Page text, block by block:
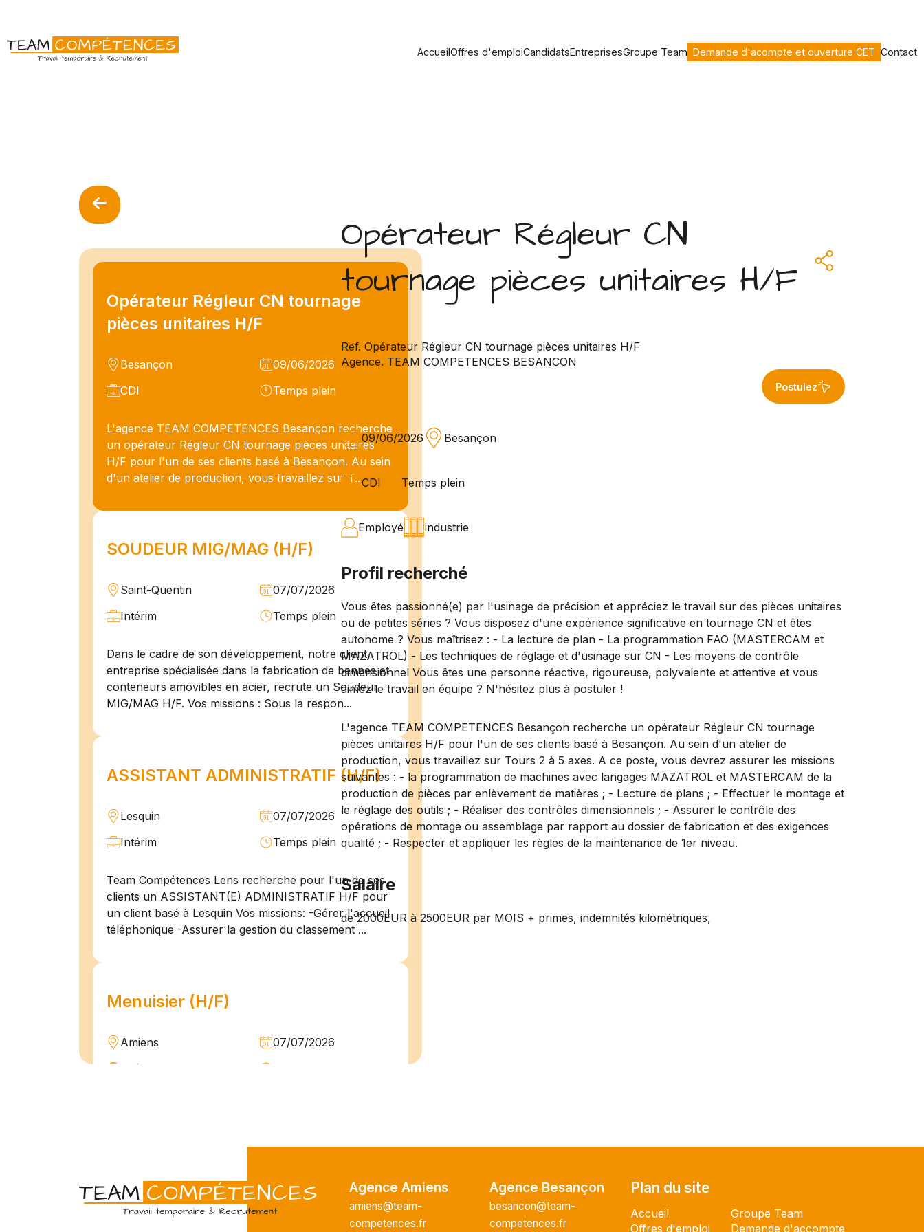
AccueilOffres d'emploiCandidatsEntreprisesGroupe Team Demande d'acompte et ouverture CET Contact
Opérateur Régleur CN tournage
pièces unitaires H/F
Besançon
09/06/2026
CDI
Temps plein
L'agence TEAM COMPETENCES Besançon recherche
un opérateur Régleur CN tournage pièces unitaires
H/F pour l'un de ses clients basé à Besançon. Au sein
d'un atelier de production, vous travaillez sur T...
SOUDEUR MIG/MAG (H/F)
Saint-Quentin
07/07/2026
Intérim
Temps plein
Dans le cadre de son développement, notre client,
entreprise spécialisée dans la fabrication de bennes et
conteneurs amovibles en acier, recrute un Soudeur
MIG/MAG H/F. Vos missions : Sous la respon...
ASSISTANT ADMINISTRATIF (H/F)
Lesquin
07/07/2026
Intérim
Temps plein
Team Compétences Lens recherche pour l'un de ses
clients un ASSISTANT(E) ADMINISTRATIF H/F pour
un client basé à Lesquin Vos missions: -Gérer l'accueil
téléphonique -Assurer la gestion du classement ...
Menuisier (H/F)
Amiens
07/07/2026
Intérim
Technicien de maintenance H/F
Opérateur Régleur CN
tournage pièces unitaires H/F
Ref. Opérateur Régleur CN tournage pièces unitaires H/F
Agence. TEAM COMPETENCES BESANCON
Postulez
09/06/2026 Besançon
CDI Temps plein
Employé industrie
Profil recherché
Vous êtes passionné(e) par l'usinage de précision et appréciez le travail sur des pièces unitaires
ou de petites séries ? Vous disposez d'une expérience significative en tournage CN et êtes
autonome ? Vous maîtrisez : - La lecture de plan - La programmation FAO (MASTERCAM et
MAZATROL) - Les techniques de réglage et d'usinage sur CN - Les moyens de contrôle
dimensionnel Vous êtes une personne réactive, rigoureuse, polyvalente et attentive et vous
aimez le travail en équipe ? N'hésitez plus à postuler !
L'agence TEAM COMPETENCES Besançon recherche un opérateur Régleur CN tournage
pièces unitaires H/F pour l'un de ses clients basé à Besançon. Au sein d'un atelier de
production, vous travaillez sur Tours 2 à 5 axes. A ce poste, vous devrez assurer les missions
suivantes : - la programmation de machines avec langages MAZATROL et MASTERCAM de la
production de pièces par enlèvement de matières ; - Lecture de plans ; - Effectuer le montage et
le réglage des outils ; - Réaliser des contrôles dimensionnels ; - Assurer le contrôle des
opérations de montage ou assemblage par rapport au dossier de fabrication et des exigences
qualité ; - Respecter et appliquer les règles de la maintenance de 1er niveau.
Salaire
de 2000EUR à 2500EUR par MOIS + primes, indemnités kilométriques,
Agence Amiens
amiens@team-
competences.fr
Agence Besançon
besancon@team-
competences.fr
Plan du site
Accueil
Offres d'emploi
Groupe Team
Demande d'accompte